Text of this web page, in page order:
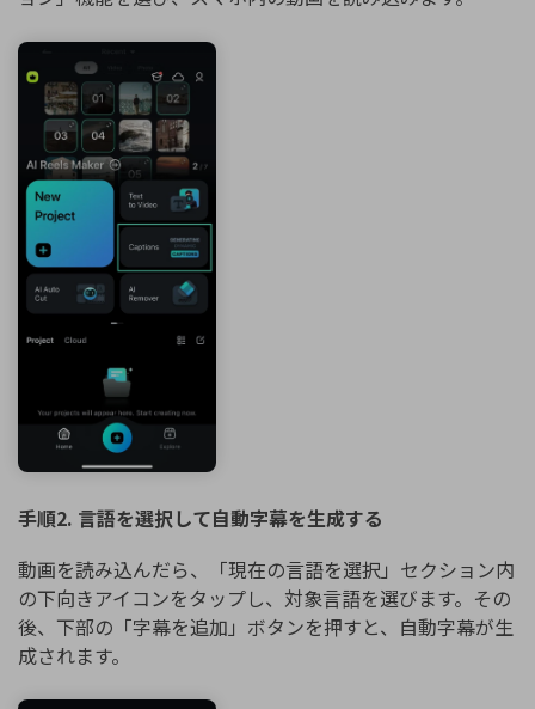
手順2. 言語を選択して自動字幕を生成する
動画を読み込んだら、「現在の言語を選択」セクション内
の下向きアイコンをタップし、対象言語を選びます。その
後、下部の「字幕を追加」ボタンを押すと、自動字幕が生
成されます。